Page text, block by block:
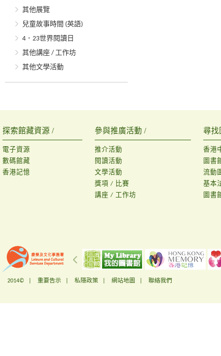
其他展覽
兒童故事時間 (英語)
4．23世界閱讀日
其他講座 / 工作坊
其他文學活動
探索館藏資源 /
電子資源
數碼館藏
香港記憶
參與推廣活動 /
推介活動
閱讀活動
文學活動
獎項 / 比賽
講座 / 工作坊
尋找
香港
圖書
流動
基本
圖書
2014© | 重要告示 私隱政策 網站地圖 聯絡我們